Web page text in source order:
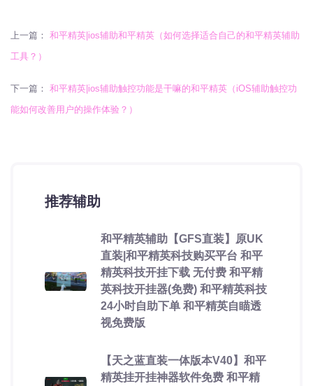
上一篇： 和平精英|ios辅助和平精英（如何选择适合自己的和平精英辅助
工具？）
下一篇： 和平精英|ios辅助触控功能是干嘛的和平精英（iOS辅助触控功
能如何改善用户的操作体验？）
推荐辅助
和平精英辅助【GFS直装】原UK
直装|和平精英科技购买平台 和平
精英科技开挂下载 无付费 和平精
英科技开挂器(免费) 和平精英科技
24小时自助下单 和平精英自瞄透
视免费版
【天之蓝直装一体版本V40】和平
精英挂开挂神器软件免费 和平精